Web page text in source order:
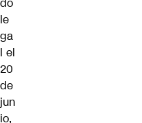
le
ga
l el
20
de
jun
io,